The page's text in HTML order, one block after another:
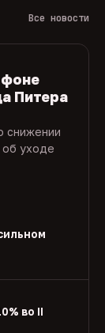
Все новости
фоне
Питера
снижении
об уходе
во II